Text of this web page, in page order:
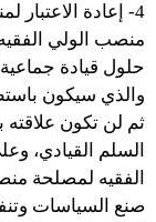
4- إعادة
منصب الولي
حلول قيادة
والذي سيكون
ثم لن تكون علاقته
السلم القيادي،
الفقيه لمصلحة
صنع السياسات